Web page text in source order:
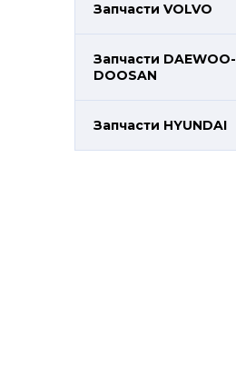
Запчасти VOLVO
Запчасти DAEWOO-
DOOSAN
Запчасти HYUNDAI